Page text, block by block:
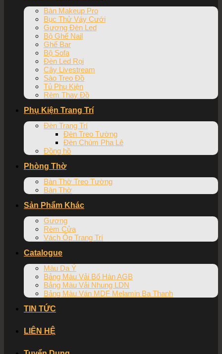
Bàn Makeup Pro
Bục Thử Váy Cưới
Gương Đèn Led
Bộ Ghế Nail
Ghế Bar
Bộ Sofa
Đèn Led Rọi
Cây Livestream
Sào Treo Đồ
Tủ Phụ Kiện
Rèm Thay Đồ
Phụ Kiện Trang Trí
Đèn Trang Trí
Đèn Treo Tường
Đèn Chùm Pha Lê
Đồng hồ
Phòng Thờ
Bàn Thờ Treo Tường
Bàn Thờ
Sản Phẩm Khác
Gương
Rèm Cửa
Vách Ốp Trang Trí
Catalogue
Màu Da Ý
Bảng Màu Vải Bố Hàn AGB
Bảng Màu Vải Nhung LDN
Bảng Màu Ván MDF Melamin Ba Thanh
TIN TỨC
LIÊN HỆ